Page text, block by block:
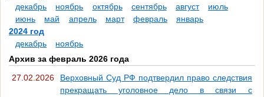
декабрь
ноябрь октябрь сентябрь август
июль
июнь
май апрель март февраль
январь
2024 год
декабрь
ноябрь
Архив за февраль 2026 года
27.02.2026
Верховный Суд РФ подтвердил право следствия
прекращать уголовное дело в связи с